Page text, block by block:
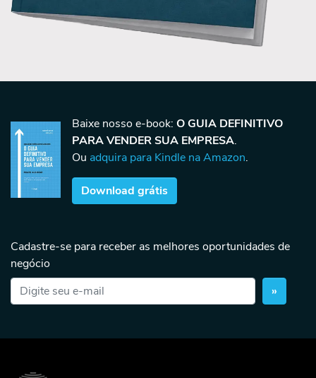
Baixe nosso e-book: O GUIA DEFINITIVO
PARA VENDER SUA EMPRESA.
Ou adquira para Kindle na Amazon.
Download grátis
Cadastre-se para receber as melhores oportunidades de
negócio
»